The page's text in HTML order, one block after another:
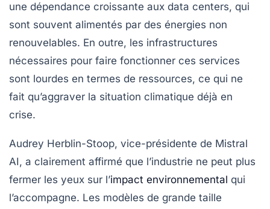
une dépendance croissante aux data centers, qui
sont souvent alimentés par des énergies non
renouvelables. En outre, les infrastructures
nécessaires pour faire fonctionner ces services
sont lourdes en termes de ressources, ce qui ne
fait qu’aggraver la situation climatique déjà en
crise.
Audrey Herblin-Stoop, vice-présidente de Mistral
AI, a clairement affirmé que l’industrie ne peut plus
fermer les yeux sur l’impact environnemental qui
l’accompagne. Les modèles de grande taille